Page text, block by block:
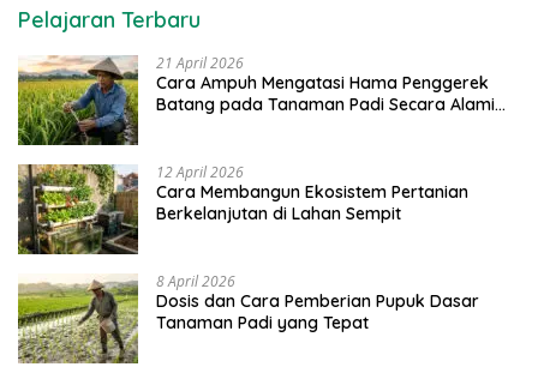
Pelajaran Terbaru
21 April 2026
Cara Ampuh Mengatasi Hama Penggerek
Batang pada Tanaman Padi Secara Alami
12 April 2026
Cara Membangun Ekosistem Pertanian
Berkelanjutan di Lahan Sempit
8 April 2026
Dosis dan Cara Pemberian Pupuk Dasar
Tanaman Padi yang Tepat